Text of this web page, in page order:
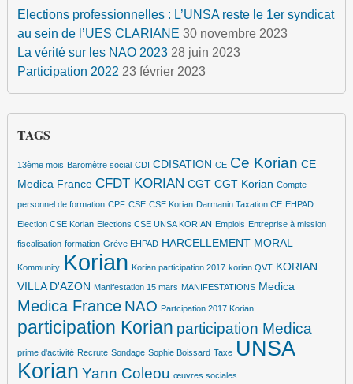
Elections professionnelles : L’UNSA reste le 1er syndicat
au sein de l’UES CLARIANE 30 novembre 2023
La vérité sur les NAO 2023 28 juin 2023
Participation 2022 23 février 2023
TAGS
13ème mois Baromètre social CDI CDISATION CE Ce Korian CE
Medica France CFDT KORIAN CGT CGT Korian Compte
personnel de formation CPF CSE CSE Korian Darmanin Taxation CE EHPAD
Election CSE Korian Elections CSE UNSA KORIAN Emplois Entreprise à mission
fiscalisation formation Grève EHPAD HARCELLEMENT MORAL
Kommunity Korian Korian participation 2017 korian QVT KORIAN
VILLA D'AZON Manifestation 15 mars MANIFESTATIONS Medica
Medica France NAO Partcipation 2017 Korian
participation Korian participation Medica
prime d'activité Recrute Sondage Sophie Boissard Taxe UNSA
Korian Yann Coleou œuvres sociales